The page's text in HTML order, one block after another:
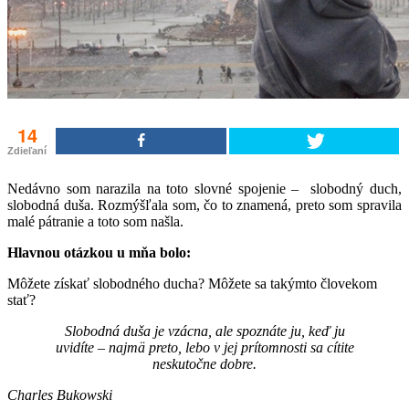
14
Zdieľaní
Nedávno som narazila na toto slovné spojenie – slobodný duch,
slobodná duša. Rozmýšľala som, čo to znamená, preto som spravila
malé pátranie a toto som našla.
Hlavnou otázkou u mňa bolo:
Môžete získať slobodného ducha? Môžete sa takýmto človekom
stať?
Slobodná duša je vzácna, ale spoznáte ju, keď ju
uvidíte – najmä preto, lebo v jej prítomnosti sa cítite
neskutočne dobre.
Charles Bukowski